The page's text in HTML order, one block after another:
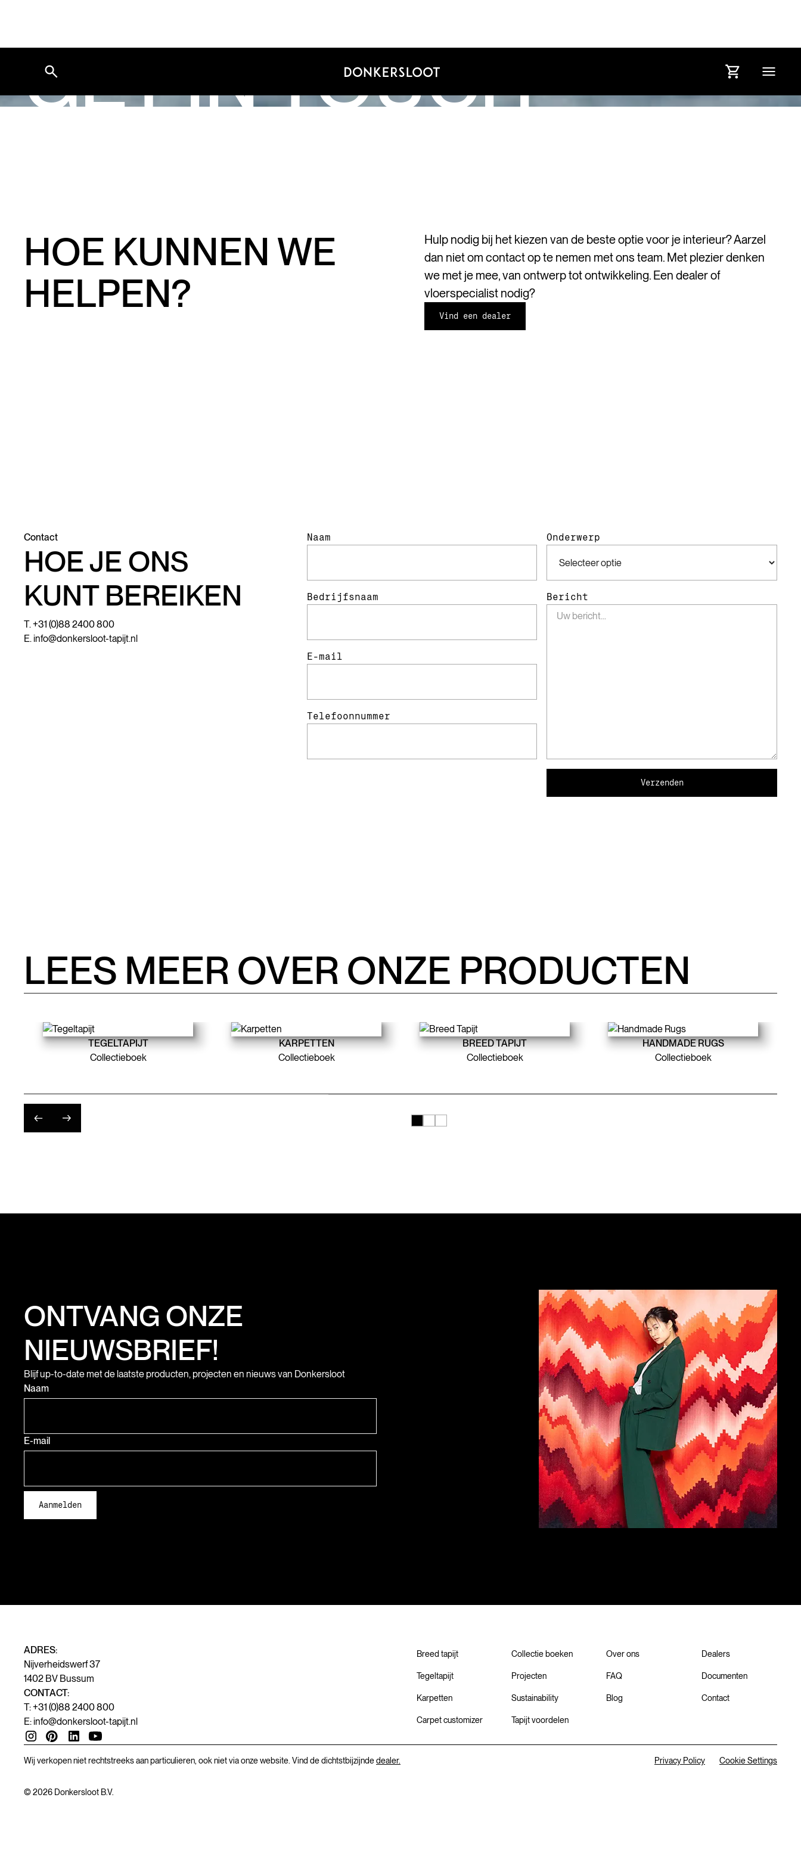
GET IN TOUCH
HOE KUNNEN WE
HELPEN?
Hulp nodig bij het kiezen van de beste optie voor je interieur? Aarzel
dan niet om contact op te nemen met ons team. Met plezier denken
we met je mee, van ontwerp tot ontwikkeling. Een dealer of
vloerspecialist nodig?
Vind een dealer
Contact
HOE JE ONS
KUNT BEREIKEN
T. +31 (0)88 2400 800
E.info@donkersloot-tapijt.nl
Naam
Bedrijfsnaam
E-mail
Telefoonnummer
Onderwerp
Bericht
LEES MEER OVER ONZE PRODUCTEN
TEGELTAPIJT
Collectieboek
KARPETTEN
Collectieboek
BREED TAPIJT
Collectieboek
HANDMADE RUGS
Collectieboek
ONTVANG ONZE
NIEUWSBRIEF!
Blijf up-to-date met de laatste producten, projecten en nieuws van Donkersloot
Naam
E-mail
ADRES:
Nijverheidswerf 37
1402 BV Bussum
CONTACT:
T: +31 (0)88 2400 800
E:info@donkersloot-tapijt.nl
Breed tapijt
Tegeltapijt
Karpetten
Carpet customizer
Collectie boeken
Projecten
Sustainability
Tapijt voordelen
Over ons
FAQ
Blog
Dealers
Documenten
Contact
Wij verkopen niet rechtstreeks aan particulieren, ook niet via onze website. Vind de dichtstbijzijndedealer. Privacy Policy Cookie Settings
©2026 Donkersloot B.V.